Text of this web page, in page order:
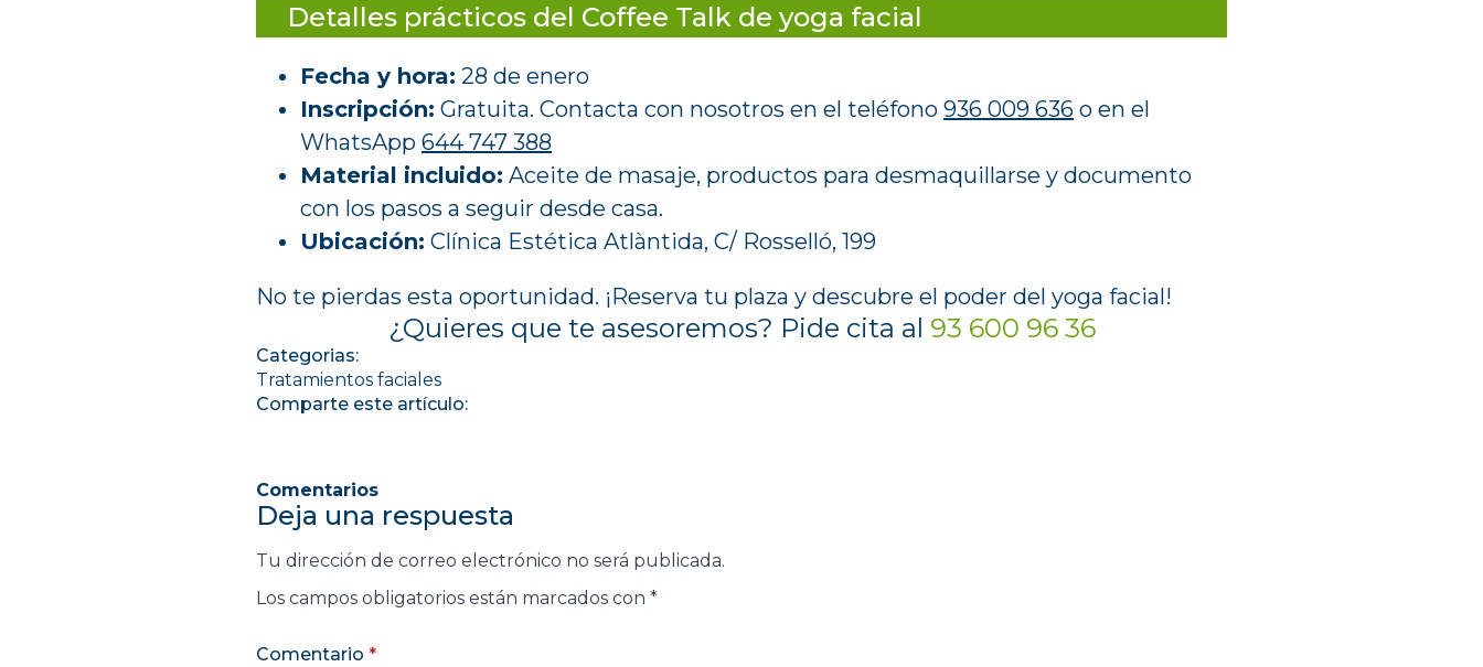
Detalles prácticos del Coffee Talk de yoga facial
Fecha y hora: 28 de enero
Inscripción: Gratuita. Contacta con nosotros en el teléfono 936 009 636 o en el
WhatsApp 644 747 388
Material incluido: Aceite de masaje, productos para desmaquillarse y documento
con los pasos a seguir desde casa.
Ubicación: Clínica Estética Atlàntida, C/ Rosselló, 199
No te pierdas esta oportunidad. ¡Reserva tu plaza y descubre el poder del yoga facial!
¿Quieres que te asesoremos? Pide cita al 93 600 96 36
Categorias:
Tratamientos faciales
Comparte este artículo:
Comentarios
Deja una respuesta
Tu dirección de correo electrónico no será publicada.
Los campos obligatorios están marcados con *
Comentario *